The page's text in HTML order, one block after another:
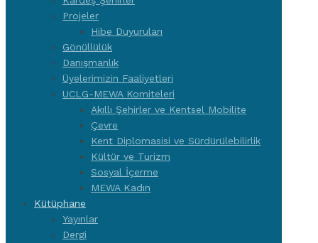
Projeler
Hibe Duyuruları
Gönüllülük
Danışmanlık
Üyelerimizin Faaliyetleri
UCLG-MEWA Komiteleri
Akıllı Şehirler ve Kentsel Mobilite
Çevre
Kent Diplomasisi ve Sürdürülebilirlik
Kültür ve Turizm
Sosyal İçerme
MEWA Kadın
Kütüphane
Yayınlar
Dergi